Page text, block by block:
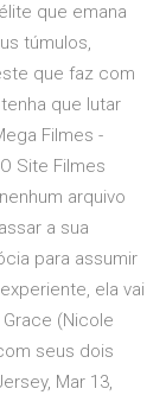
que emana
túmulos,
que faz com
que lutar
Filmes -
Site Filmes
arquivo
a sua
para assumir
ela vai
Grace (Nicole
seus dois
Mar 13,